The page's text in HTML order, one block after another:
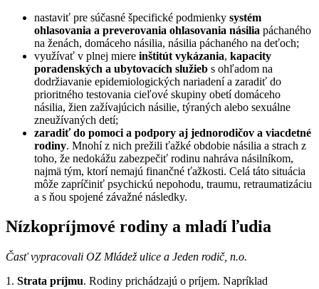
nastaviť pre súčasné špecifické podmienky systém
ohlasovania a preverovania ohlasovania násilia páchaného
na ženách, domáceho násilia, násilia páchaného na deťoch;
využívať v plnej miere inštitút vykázania, kapacity
poradenských a ubytovacích služieb s ohľadom na
dodržiavanie epidemiologických nariadení a zaradiť do
prioritného testovania cieľové skupiny obetí domáceho
násilia, žien zažívajúcich násilie, týraných alebo sexuálne
zneužívaných detí;
zaradiť do pomoci a podpory aj jednorodičov a viacdetné
rodiny. Mnohí z nich prežili ťažké obdobie násilia a strach z
toho, že nedokážu zabezpečiť rodinu nahráva násilníkom,
najmä tým, ktorí nemajú finančné ťažkosti. Celá táto situácia
môže zapríčiniť psychickú nepohodu, traumu, retraumatizáciu
a s ňou spojené závažné následky.
Nízkopríjmové rodiny a mladí ľudia
Časť vypracovali OZ Mládež ulice a Jeden rodič, n.o.
1. Strata príjmu. Rodiny prichádzajú o príjem. Napríklad